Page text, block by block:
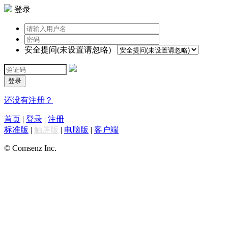
登录
安全提问(未设置请忽略)
登录
还没有注册？
首页 | 登录 | 注册
标准版 | 触屏版 | 电脑版 | 客户端
© Comsenz Inc.